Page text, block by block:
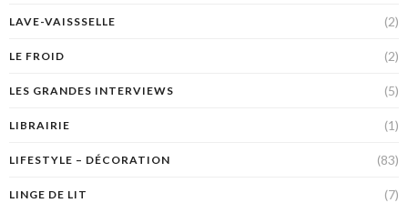
LAVE-VAISSSELLE (2)
LE FROID (2)
LES GRANDES INTERVIEWS (5)
LIBRAIRIE (1)
LIFESTYLE – DÉCORATION (83)
LINGE DE LIT (7)